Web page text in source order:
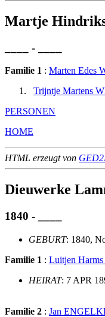
Martje
____ - ____
Familie 1 : Marten Edes
Trijntje Martens
PERSONEN
HOME
HTML erzeugt von
Dieuwerke
1840 - ____
GEBURT: 1840,
Familie 1 : Luitjen
HEIRAT: 7 APR
Familie 2 : Jan